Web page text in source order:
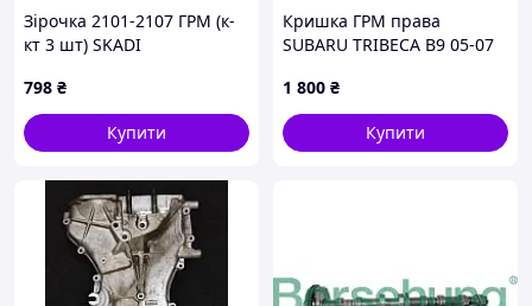
Зірочка 2101-2107 ГРМ (к-
кт 3 шт) SKADI
798 ₴
Купити
Кришка ГРМ права
SUBARU TRIBECA B9 05-07
1 800 ₴
Купити